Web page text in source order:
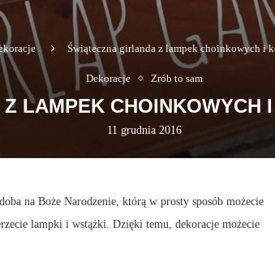
Świąteczna girlanda z lampek choinkowych i
Dekoracje Zrób to sam
LAMPEK CHOINKOWYCH
11 grudnia 2016
na Boże Narodzenie, którą w prosty sposób możecie
lampki i wstążki. Dzięki temu, dekoracje możecie